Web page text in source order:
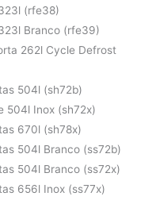
(rfe38)
Branco (rfe39)
262l Cycle Defrost
504l (sh72b)
504l Inox (sh72x)
670l (sh78x)
504l Branco (ss72b)
504l Branco (ss72x)
656l Inox (ss77x)